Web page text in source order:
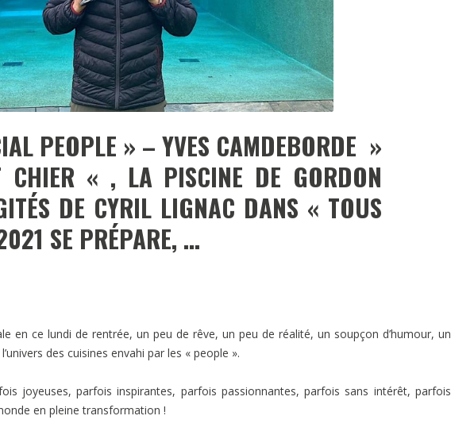
PEOPLE » – YVES CAMDEBORDE »
CHIER « , LA PISCINE DE GORDON
DE CYRIL LIGNAC DANS « TOUS
SE PRÉPARE, …
en ce lundi de rentrée, un peu de rêve, un peu de réalité, un soupçon d’humour, un
des cuisines envahi par les « people ».
joyeuses, parfois inspirantes, parfois passionnantes, parfois sans intérêt, parfois
en pleine transformation !